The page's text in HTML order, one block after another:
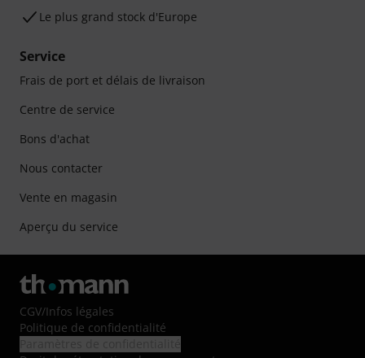
Le plus grand stock d'Europe
Service
Frais de port et délais de livraison
Centre de service
Bons d'achat
Nous contacter
Vente en magasin
Aperçu du service
CGV/Infos légales
Politique de confidentialité